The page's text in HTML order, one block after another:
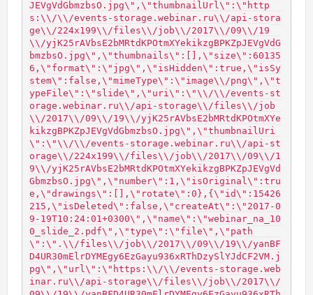
JEVgVdGbmzbsO.jpg\",\"thumbnailUrl\":\"http
s:\\/\\/events-storage.webinar.ru\\/api-stora
ge\\/224x199\\/files\\/job\\/2017\\/09\\/19
\\/yjK25rAVbsE2bMRtdKPOtmXYekikzgBPKZpJEVgVdG
bmzbsO.jpg\",\"thumbnails\":[],\"size\":60135
6,\"format\":\"jpg\",\"isHidden\":true,\"isSy
stem\":false,\"mimeType\":\"image\\/png\",\"t
ypeFile\":\"slide\",\"uri\":\"\\/\\/events-st
orage.webinar.ru\\/api-storage\\/files\\/job
\\/2017\\/09\\/19\\/yjK25rAVbsE2bMRtdKPOtmXYe
kikzgBPKZpJEVgVdGbmzbsO.jpg\",\"thumbnailUri
\":\"\\/\\/events-storage.webinar.ru\\/api-st
orage\\/224x199\\/files\\/job\\/2017\\/09\\/1
9\\/yjK25rAVbsE2bMRtdKPOtmXYekikzgBPKZpJEVgVd
GbmzbsO.jpg\",\"number\":1,\"isOriginal\":tru
e,\"drawings\":[],\"rotate\":0},{\"id\":15426
215,\"isDeleted\":false,\"createAt\":\"2017-0
9-19T10:24:01+0300\",\"name\":\"webinar_na_10
0_slide_2.pdf\",\"type\":\"file\",\"path
\":\".\\/files\\/job\\/2017\\/09\\/19\\/yanBF
D4UR30mElrDYMEgy6EzGayu936xRThDzySlYJdCF2VM.j
pg\",\"url\":\"https:\\/\\/events-storage.web
inar.ru\\/api-storage\\/files\\/job\\/2017\\/